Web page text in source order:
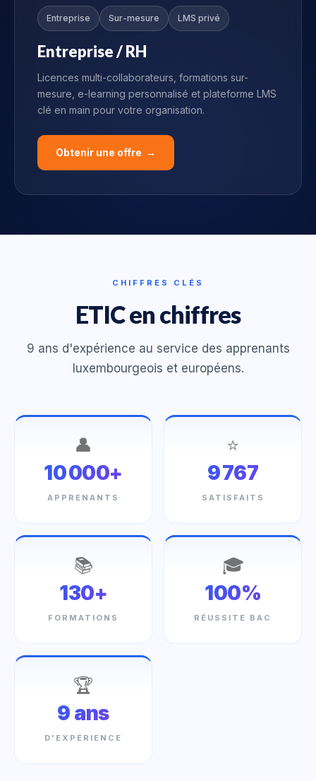
Entreprise Sur-mesure LMS privé
Entreprise / RH
Licences multi-collaborateurs, formations sur-
mesure, e-learning personnalisé et plateforme LMS
clé en main pour votre organisation.
Obtenir une offre →
CHIFFRES CLÉS
ETIC en chiffres
9 ans d'expérience au service des apprenants
luxembourgeois et européens.
👤
10 000+
APPRENANTS
⭐
9 767
SATISFAITS
📚
130+
FORMATIONS
🎓
100%
RÉUSSITE BAC
🏆
9 ans
D'EXPÉRIENCE